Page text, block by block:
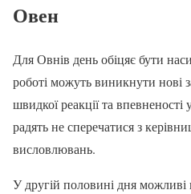
Овен
Для Овнів день обіцяє бути
роботі можуть виникнути нові
швидкої реакції та
радять не сперечатися з
висловлювань.
У другій половині дня можливі